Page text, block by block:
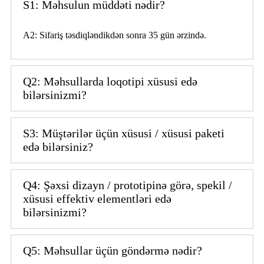
S1: Məhsulun müddəti nədir?
A2: Sifariş təsdiqləndikdən sonra 35 gün ərzində.
Q2: Məhsullarda loqotipi xüsusi edə
bilərsinizmi?
S3: Müştərilər üçün xüsusi / xüsusi paketi
edə bilərsiniz?
Q4: Şəxsi dizayn / prototipinə görə, spekil /
xüsusi effektiv elementləri edə
bilərsinizmi?
Q5: Məhsullar üçün göndərmə nədir?